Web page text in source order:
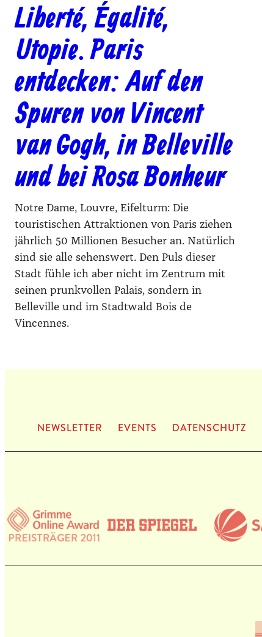
Liberté, Égalité,
Utopie. Paris
entdecken: Auf den
Spuren von Vincent
van Gogh, in Belleville
und bei Rosa Bonheur
Notre Dame, Louvre, Eifelturm: Die
touristischen Attraktionen von Paris ziehen
jährlich 50 Millionen Besucher an. Natürlich
sind sie alle sehenswert. Den Puls dieser
Stadt fühle ich aber nicht im Zentrum mit
seinen prunkvollen Palais, sondern in
Belleville und im Stadtwald Bois de
Vincennes.
NEWS­LET­TER EVENTS DATEN­SCHUTZ